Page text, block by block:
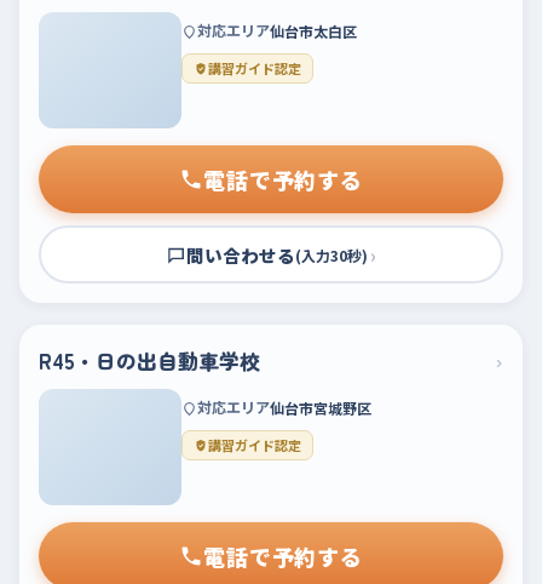
対応エリア仙台市太白区
講習ガイド認定
電話で予約する
問い合わせる(入力30秒) ›
R45・日の出自動車学校 ›
対応エリア仙台市宮城野区
講習ガイド認定
電話で予約する